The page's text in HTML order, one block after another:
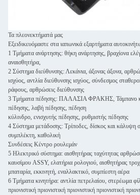
Τα πλεονεκτήματά μας
Εξειδικευόμαστε στα ιαπωνικά εξαρτήματα
1 Τμήματα ανάρτησης: θήκη ανάρτησης, βραχίονα
αναισθητήρα,
2 Σύστημα διεύθυνσης: Λεκάνια, άξονας άξονα,
ισχύος, αντλία διεύθυνσης ισχύος, σύνδεσμος
ράφους, αρθρώσεις διεύθυνσης
3 Τμήματα πέδησης: ΠΑΛΑΣΙΑ ΦΡΑΚΗΣ, Τάμπανο
πέδησης, λαβή πέδησης, πέδηση
κύλινδρο, ενισχυτής πέδησης, ρυθμιστής πέδησης
4 Σύστημα μετάδοσης: Τρίποδες, δίσκος και κάλυψη
συμπλέκτη, καθολική
Συνδέσεις Κέντρο ρουλεμάν
5 Ηλεκτρικό σύστημα: αισθητήρας ταχύτητας
καυσίμου ASSY, ελατήρια ρολογιού, αισθητήρας
μπαταρία, εκκινητή, εναλλακτικό, συμπίεστη αέρα
6 Τμήματα κινητήρα: αντλία πετρελαίου, στερέωμα
πριονιστική πριονιστική πριονιστική πριονιστική